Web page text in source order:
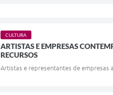
CULTURA
ARTISTAS E EMPRESAS
RECURSOS
Artistas e representantes de empresas